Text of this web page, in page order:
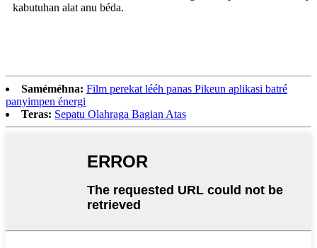
kabutuhan alat anu béda.
Saméméhna: Film perekat lééh panas Pikeun aplikasi batré
panyimpen énergi
Teras: Sepatu Olahraga Bagian Atas